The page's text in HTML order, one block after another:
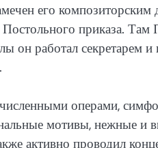
его
приказа. Там
он работал секретарем и
операми,
мотивы, нежные и
активно проводил